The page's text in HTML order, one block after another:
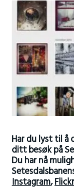
Har du lyst til å
ditt besøk på
Du har nå
Instagram,Flickr